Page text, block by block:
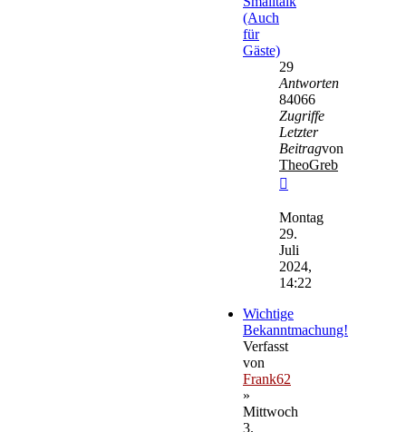
(Auch
für
Gäste)
29
Antworten
84066
Zugriffe
Letzter
Beitragvon
TheoGreb
Beitrag
Montag
29.
Juli
2024,
14:22
Wichtige
Bekanntmachung!
Verfasst
von
Frank62
»
Mittwoch
3.